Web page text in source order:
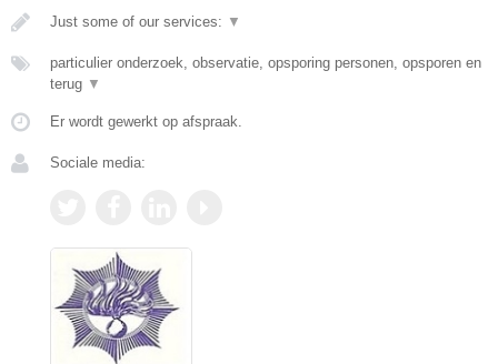
Just some of our services: ▼
particulier onderzoek, observatie, opsporing personen, opsporen en
terug ▼
Er wordt gewerkt op afspraak.
Sociale media: